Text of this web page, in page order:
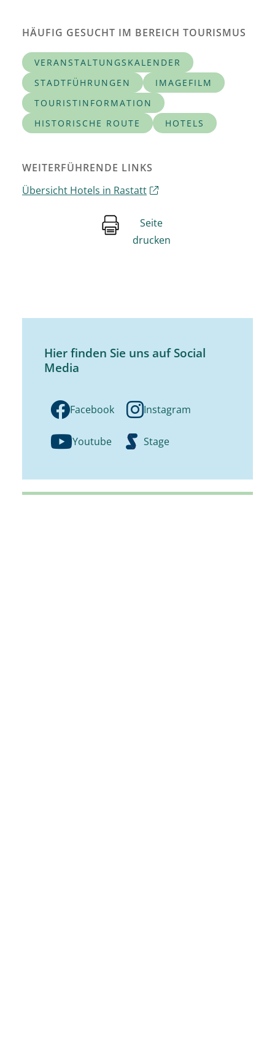
HÄUFIG GESUCHT IM BEREICH TOURISMUS
VERANSTALTUNGSKALENDER
STADTFÜHRUNGEN
IMAGEFILM
TOURISTINFORMATION
HISTORISCHE ROUTE
HOTELS
WEITERFÜHRENDE LINKS
Übersicht Hotels in Rastatt
Seite
drucken
Hier finden Sie uns auf Social
Media
Facebook Instagram
Youtube Stage